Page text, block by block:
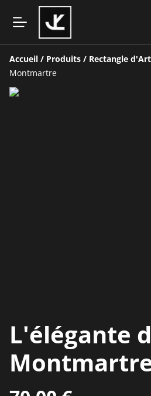
Accueil / Produits / Rectangle d'Art
Montmartre
L'élégante